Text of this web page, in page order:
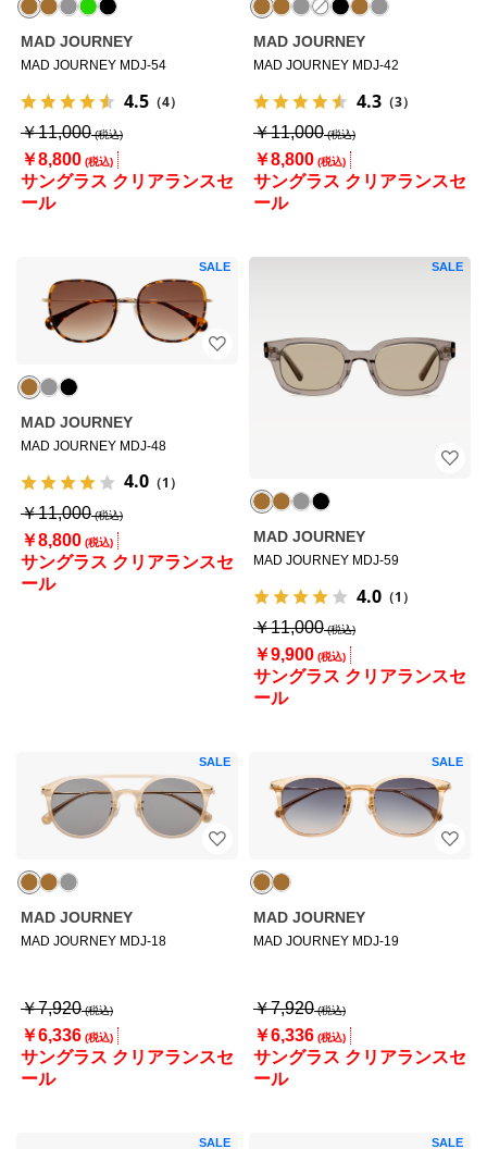
MAD JOURNEY
MAD JOURNEY MDJ-54
4.5 （4）
サングラス クリアランスセ
ール
￥8,800
￥11,000
MAD JOURNEY
MAD JOURNEY MDJ-42
4.3 （3）
サングラス クリアランスセ
ール
￥8,800
￥11,000
SALE
MAD JOURNEY
MAD JOURNEY MDJ-48
4.0 （1）
サングラス クリアランスセ
ール
￥8,800
￥11,000
SALE
MAD JOURNEY
MAD JOURNEY MDJ-59
4.0 （1）
サングラス クリアランスセ
ール
￥9,900
￥11,000
SALE
MAD JOURNEY
MAD JOURNEY MDJ-18
サングラス クリアランスセ
ール
￥6,336
￥7,920
SALE
MAD JOURNEY
MAD JOURNEY MDJ-19
サングラス クリアランスセ
ール
￥6,336
￥7,920
SALE SALE